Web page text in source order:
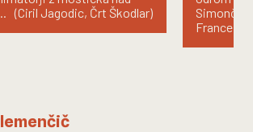
(Ciril Jagodic, Črt Škodlar)
Simončič,
France